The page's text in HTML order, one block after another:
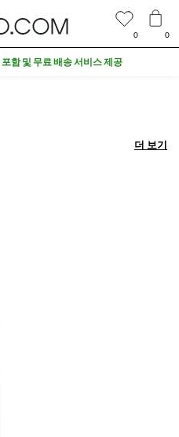
더 보기
더 보기
0 0
함 및 무료 배송 서비스 제공